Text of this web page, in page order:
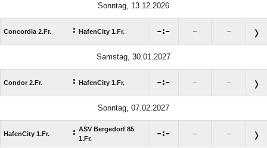
Sonntag, 13.12.2026
Concordia 2.Fr. : HafenCity 1.Fr. : – –
Samstag, 30.01.2027
Condor 2.Fr. : HafenCity 1.Fr. : – –
Sonntag, 07.02.2027
HafenCity 1.Fr. : ASV Bergedorf 85
1.Fr.
: – –